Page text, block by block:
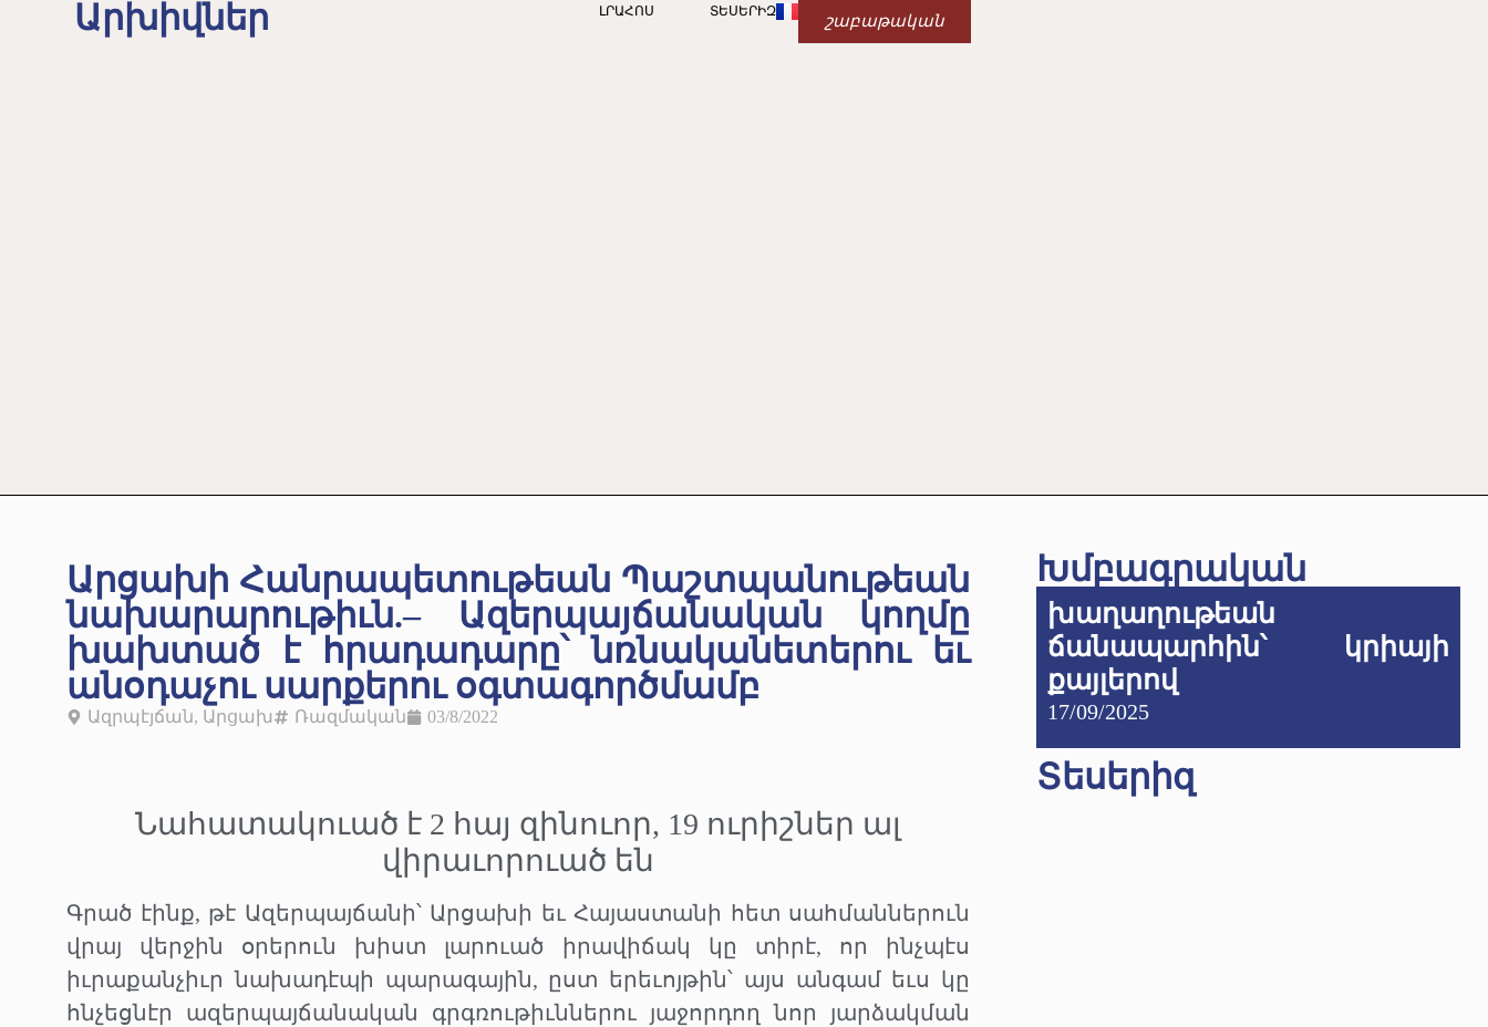
Արխիվներ ԼՐԱՀՈՍ ՏԵՍԵՐԻԶ
շաբաթական
Արցախի Հանրապետութեան Պաշտպանութեան
նախարարութիւն.– Ազերպայճանական կողմը
խախտած է հրադադարը՝ նռնականետերու եւ
անօդաչու սարքերու օգտագործմամբ
Ազրպէյճան, Արցախ Ռազմական 03/8/2022
Նահատակուած է 2 հայ զինուոր, 19 ուրիշներ ալ
վիրաւորուած են
Գրած էինք, թէ Ազերպայճանի՝ Արցախի եւ Հայաստանի հետ սահմաններուն
վրայ վերջին օրերուն խիստ լարուած իրավիճակ կը տիրէ, որ ինչպէս
իւրաքանչիւր նախադէպի պարագային, ըստ երեւոյթին՝ այս անգամ եւս կը
հնչեցնէր ազերպայճանական գրգռութիւններու յաջորդող նոր յարձակման
Խմբագրական
խաղաղութեան
ճանապարհին՝ կրիայի
քայլերով
17/09/2025
Տեսերիզ